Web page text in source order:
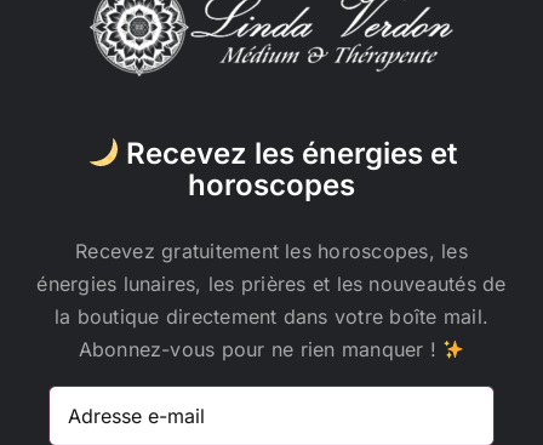
Recevez les énergies et
horoscopes
Recevez gratuitement les horoscopes, les
énergies lunaires, les prières et les nouveautés de
la boutique directement dans votre boîte mail.
Abonnez-vous pour ne rien manquer !